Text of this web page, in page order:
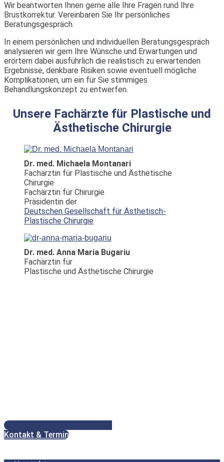
Wir beantworten Ihnen gerne alle Ihre Fragen rund Ihre
Brustkorrektur. Vereinbaren Sie Ihr persönliches
Beratungsgespräch.
In einem persönlichen und individuellen Beratungsgespräch
analysieren wir gern Ihre Wünsche und Erwartungen und
erörtern dabei ausführlich die realistisch zu erwartenden
Ergebnisse, denkbare Risiken sowie eventuell mögliche
Komplikationen, um ein für Sie stimmiges
Behandlungskonzept zu entwerfen.
Unsere Fachärzte für Plastische und
Ästhetische Chirurgie
Dr. med. Michaela Montanari
Fachärztin für Plastische und Ästhetische
Chirurgie
Fachärztin für Chirurgie
Präsidentin der
Deutschen Gesellschaft für Ästhetisch-
Plastische Chirurgie
Dr. med. Anna Maria Bugariu
Fachärztin für
Plastische und Ästhetische Chirurgie
Kontakt & Termin